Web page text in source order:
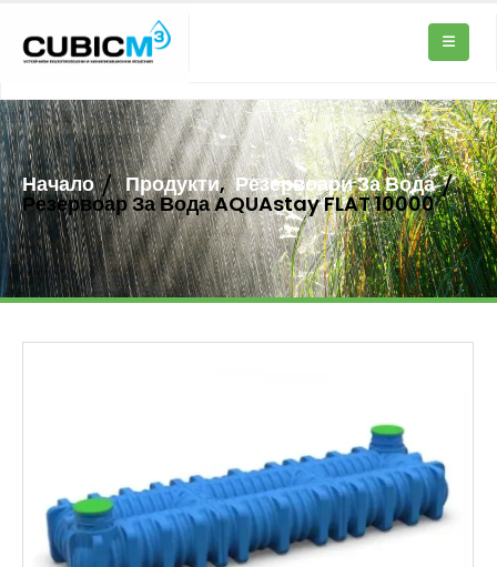
Начало Продукти, Резервоари За Вода
Резервоар За Вода AQUAstay FLAT 10000